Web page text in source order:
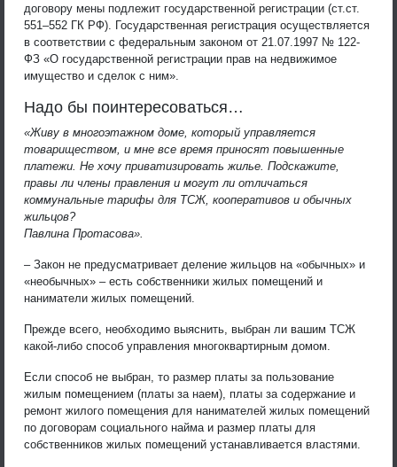
договору мены подлежит государственной регистрации (ст.ст.
551–552 ГК РФ). Государственная регистрация осуществляется
в соответствии с федеральным законом от 21.07.1997 № 122-
ФЗ «О государственной регистрации прав на недвижимое
имущество и сделок с ним».
Надо бы поинтересоваться…
«Живу в многоэтажном доме, который управляется
товариществом, и мне все время приносят повышенные
платежи. Не хочу приватизировать жилье. Подскажите,
правы ли члены правления и могут ли отличаться
коммунальные тарифы для ТСЖ, кооперативов и обычных
жильцов?
Павлина Протасова».
– Закон не предусматривает деление жильцов на «обычных» и
«необычных» – есть собственники жилых помещений и
наниматели жилых помещений.
Прежде всего, необходимо выяснить, выбран ли вашим ТСЖ
какой-либо способ управления многоквартирным домом.
Если способ не выбран, то размер платы за пользование
жилым помещением (платы за наем), платы за содержание и
ремонт жилого помещения для нанимателей жилых помещений
по договорам социального найма и размер платы для
собственников жилых помещений устанавливается властями.